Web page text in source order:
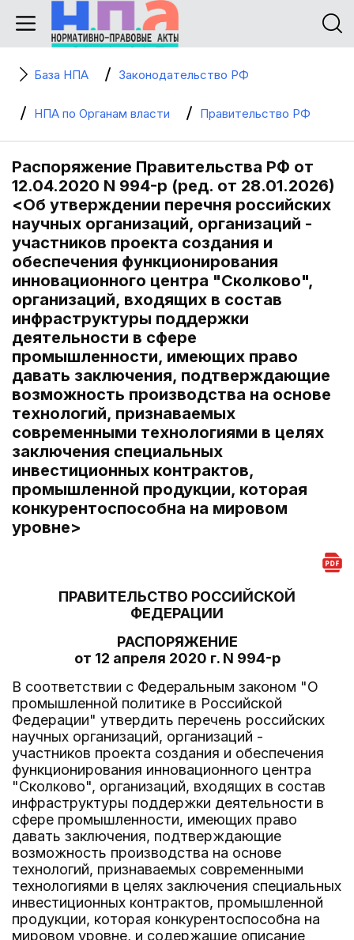
База НПА Законодательство РФ
НПА по Органам власти Правительство РФ
Распоряжение Правительства РФ от
12.04.2020 N 994-р (ред. от 28.01.2026)
<Об утверждении перечня российских
научных организаций, организаций -
участников проекта создания и
обеспечения функционирования
инновационного центра "Сколково",
организаций, входящих в состав
инфраструктуры поддержки
деятельности в сфере
промышленности, имеющих право
давать заключения, подтверждающие
возможность производства на основе
технологий, признаваемых
современными технологиями в целях
заключения специальных
инвестиционных контрактов,
промышленной продукции, которая
конкурентоспособна на мировом
уровне>
ПРАВИТЕЛЬСТВО РОССИЙСКОЙ
ФЕДЕРАЦИИ
РАСПОРЯЖЕНИЕ
от 12 апреля 2020 г. N 994-р
В соответствии с Федеральным законом "О
промышленной политике в Российской
Федерации" утвердить перечень российских
научных организаций, организаций -
участников проекта создания и обеспечения
функционирования инновационного центра
"Сколково", организаций, входящих в состав
инфраструктуры поддержки деятельности в
сфере промышленности, имеющих право
давать заключения, подтверждающие
возможность производства на основе
технологий, признаваемых современными
технологиями в целях заключения специальных
инвестиционных контрактов, промышленной
продукции, которая конкурентоспособна на
мировом уровне, и содержащие описание